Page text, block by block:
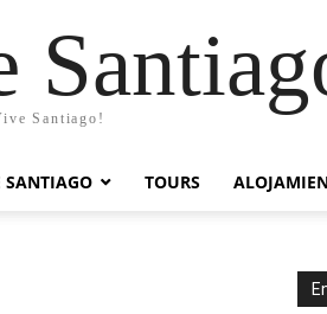
Santiago!
SANTIAGO TOURS